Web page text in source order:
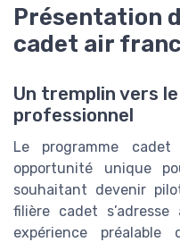
Présentation
cadet air
Un tremplin vers
professionnel
Le programme
opportunité unique
souhaitant devenir
filière cadet
expérience